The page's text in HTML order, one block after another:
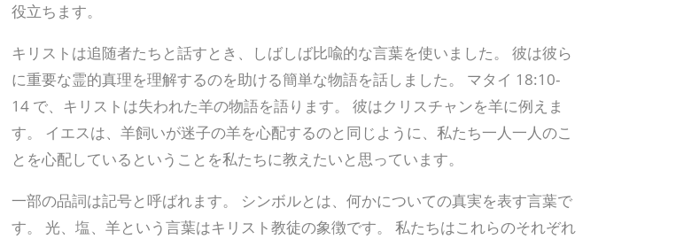
役立ちます。
キリストは追随者たちと話すとき、しばしば比喩的な言葉を使いました。 彼は彼ら
に重要な霊的真理を理解するのを助ける簡単な物語を話しました。 マタイ 18:10-
14 で、キリストは失われた羊の物語を語ります。 彼はクリスチャンを羊に例えま
す。 イエスは、羊飼いが迷子の羊を心配するのと同じように、私たち一人一人のこ
とを心配しているということを私たちに教えたいと思っています。
一部の品詞は記号と呼ばれます。 シンボルとは、何かについての真実を表す言葉で
す。 光、塩、羊という言葉はキリスト教徒の象徴です。 私たちはこれらのそれぞれ